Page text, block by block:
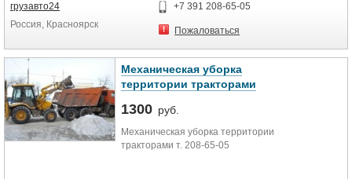
грузавто24
Россия, Красноярск
+7 391 208-65-05
Пожаловаться
Механическая уборка
территории тракторами
1300 руб.
Механическая уборка территории
тракторами т. 208-65-05